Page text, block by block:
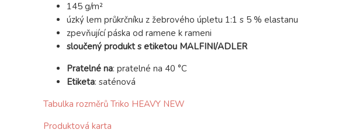
145 g/m²
úzký lem průkrčníku z žebrového úpletu 1:1 s 5 % elastanu
zpevňující páska od ramene k rameni
sloučený produkt s etiketou MALFINI/ADLER
Pratelné na: pratelné na 40 °C
Etiketa: saténová
Tabulka rozměrů Triko HEAVY NEW
Produktová karta